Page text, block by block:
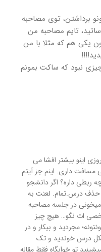
برداشتن، توی مصاحبه
تایم مصاحبه من
یکی هم که مثلا با من
چیزی نبود که ساکت بمونم
اینو بیشتر افشا می
مسافت داری. اینم جز آیتم
ربطی داره؟ اگر دانشجو
حذف درس.تمام. لعنت به
در جلسه مصاحبه
ات نگو… هیچ چیز
مجردید و بیکار و در
درس خوندید و تک
و میشینید تو خوابگاه فقط مقاله